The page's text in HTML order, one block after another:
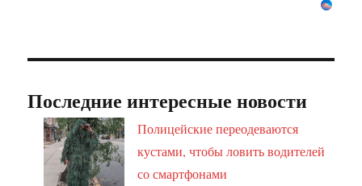
Последние интересные новости
Полицейские переодеваются
кустами, чтобы ловить водителей
со смартфонами